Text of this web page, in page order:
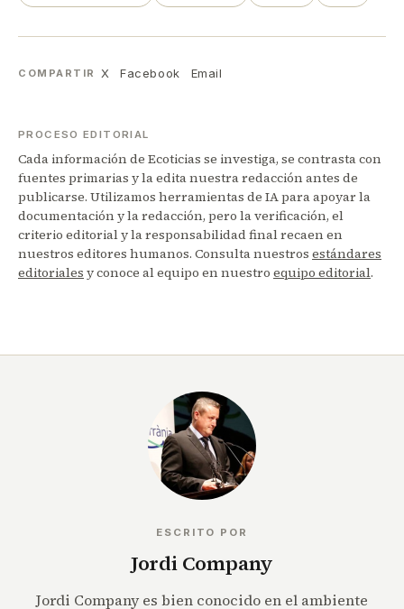
COMPARTIR X Facebook Email
PROCESO EDITORIAL
Cada información de Ecoticias se investiga, se contrasta con
fuentes primarias y la edita nuestra redacción antes de
publicarse. Utilizamos herramientas de IA para apoyar la
documentación y la redacción, pero la verificación, el
criterio editorial y la responsabilidad final recaen en
nuestros editores humanos. Consulta nuestros estándares
editoriales y conoce al equipo en nuestro equipo editorial.
ESCRITO POR
Jordi Company
Jordi Company es bien conocido en el ambiente